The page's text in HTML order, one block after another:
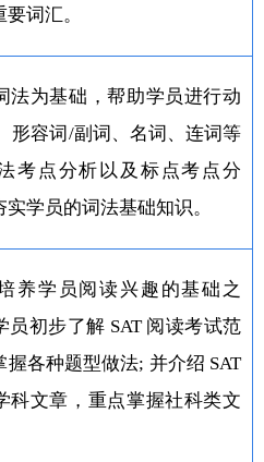
词汇。
法为基础，帮助学员进行动
形容词/副词、名词、连词等
考点分析以及标点考点分
学员的词法基础知识。
养学员阅读兴趣的基础之
员初步了解 SAT 阅读考试范
握各种题型做法; 并介绍 SAT
科文章，重点掌握社科类文